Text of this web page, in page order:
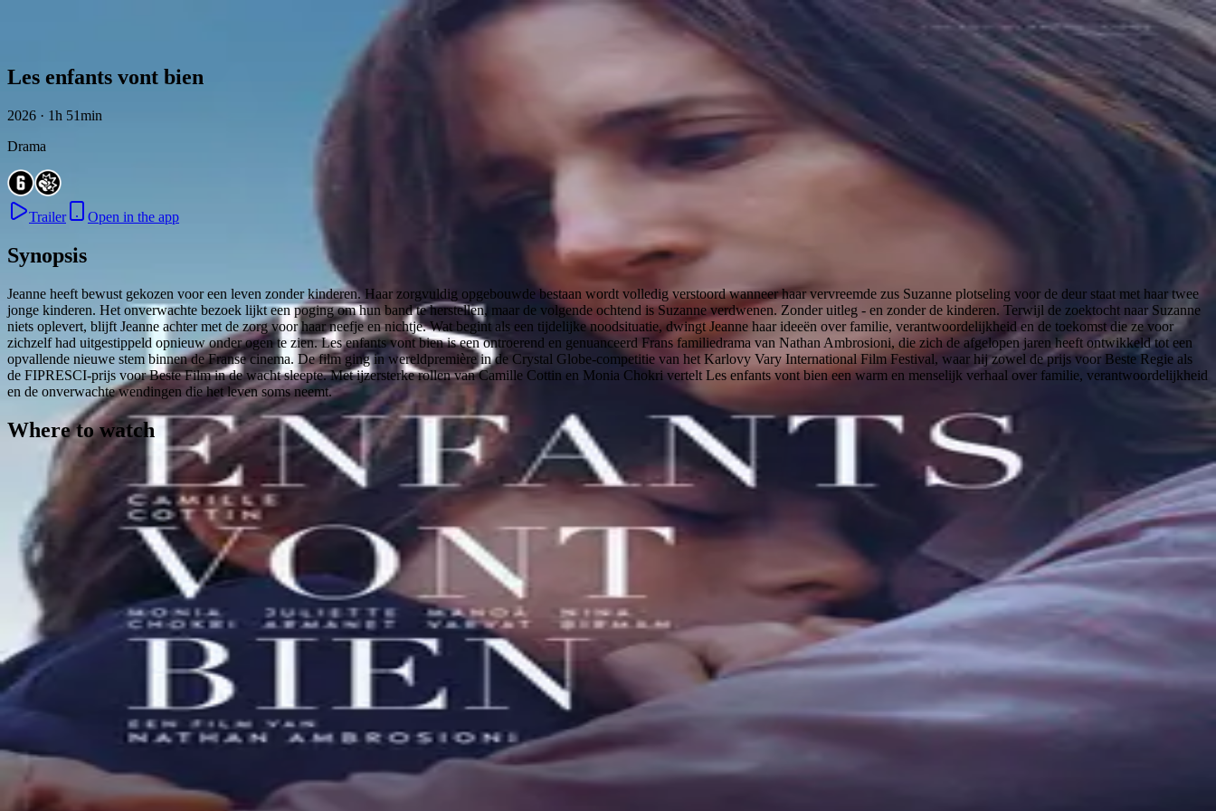
Les enfants vont bien
2026 · 1h 51min
Drama
Trailer Open in the app
Synopsis
Jeanne heeft bewust gekozen voor een leven zonder kinderen. Haar zorgvuldig opgebouwde bestaan wordt volledig verstoord wanneer haar vervreemde zus Suzanne plotseling voor de deur staat met haar twee
jonge kinderen. Het onverwachte bezoek lijkt een poging om hun band te herstellen, maar de volgende ochtend is Suzanne verdwenen. Zonder uitleg - en zonder de kinderen. Terwijl de zoektocht naar Suzanne
niets oplevert, blijft Jeanne achter met de zorg voor haar neefje en nichtje. Wat begint als een tijdelijke noodsituatie, dwingt Jeanne haar ideeën over familie, verantwoordelijkheid en de toekomst die ze voor
zichzelf had uitgestippeld opnieuw onder ogen te zien. Les enfants vont bien is een ontroerend en genuanceerd Frans familiedrama van Nathan Ambrosioni, die zich de afgelopen jaren heeft ontwikkeld tot een
opvallende nieuwe stem binnen de Franse cinema. De film ging in wereldpremière in de Crystal Globe-competitie van het Karlovy Vary International Film Festival, waar hij zowel de prijs voor Beste Regie als
de FIPRESCI-prijs voor Beste Film in de wacht sleepte. Met ijzersterke rollen van Camille Cottin en Monia Chokri vertelt Les enfants vont bien een warm en menselijk verhaal over familie, verantwoordelijkheid
en de onverwachte wendingen die het leven soms neemt.
Where to watch
Contact Feedback Privacy
Terms
2026 Byoscoop· a product of Boydroid B.V.